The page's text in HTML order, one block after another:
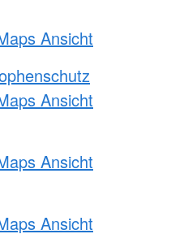
Ansicht
Ansicht
Ansicht
Ansicht